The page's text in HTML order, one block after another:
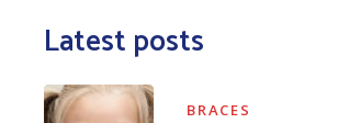
Latest posts
BRACES